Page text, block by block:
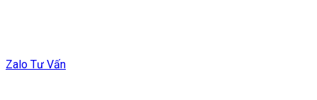
Zalo Tư Vấn